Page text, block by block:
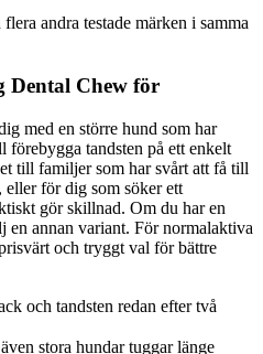
andra testade märken i samma
Dental Chew för
med en större hund som har
tandsten på ett enkelt
till familjer som har svårt att få till
för dig som söker ett
gör skillnad. Om du har en
annan variant. För normalaktiva
och tryggt val för bättre
och tandsten redan efter två
stora hundar tuggar länge